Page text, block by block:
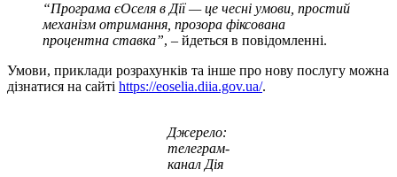
“Програма єОселя в Дії — це чесні умови, простий
механізм отримання, прозора фіксована
процентна ставка”, – йдеться в повідомленні.
Умови, приклади розрахунків та інше про нову послугу можна
дізнатися на сайті https://eoselia.diia.gov.ua/.
Джерело:
телеграм-
канал Дія